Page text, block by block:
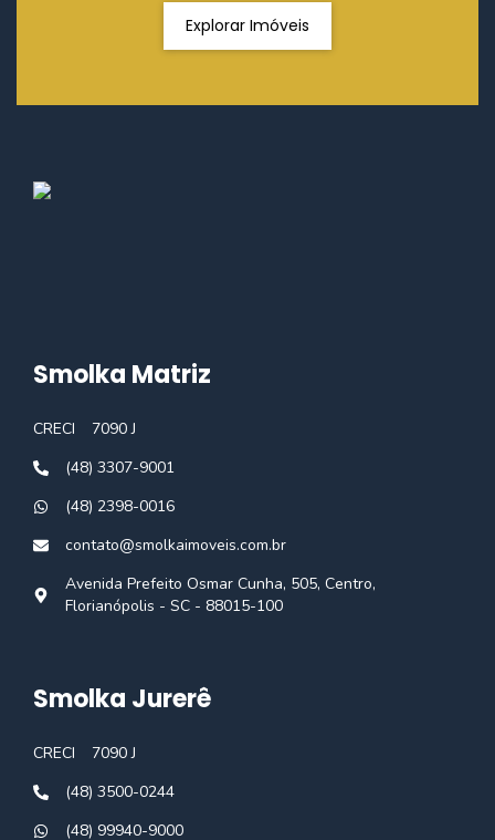
Explorar Imóveis
Smolka Matriz
CRECI
7090 J
(48) 3307-9001
(48) 2398-0016
contato@smolkaimoveis.com.br
Avenida Prefeito Osmar Cunha, 505, Centro,
Florianópolis - SC - 88015-100
Smolka Jurerê
CRECI
7090 J
(48) 3500-0244
(48) 99940-9000